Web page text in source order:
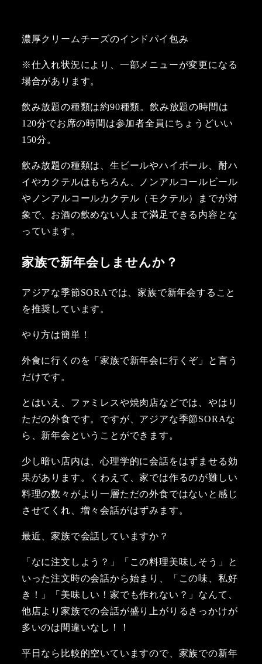
濃厚クリームチーズのインドパイ包み
※仕入れ状況により、一部メニューが変更になる
場合があります。
飲み放題の種類は約90種類。飲み放題の時間は
120分でお席の時間は参加者全員にちょうどいい
150分。
飲み放題の種類は、生ビールやハイボール、酎ハ
イやカクテルはもちろん、ノンアルコールビール
やノンアルコールカクテル（モクテル）までが対
象で、お酒の飲めない人まで満足できる内容とな
っています。
家族で新年会しませんか？
アジアな季節SORAでは、家族で新年会すること
を推奨しています。
やり方は簡単！
外食に行くのを「家族で新年会に行くぞ」と言う
だけです。
とはいえ、ファミレスや焼肉店などでは、やはり
ただの外食です。ですが、アジアな季節SORAな
ら、新年会ということができます。
少し暗い店内は、心理学的に会話をはずませる効
果があります。くわえて、家では作るのが難しい
料理の数々がより一層ただの外食ではないと感じ
させてくれ、増々会話がはずみます。
最近、家族で会話していますか？
「なに注文しよう？」「この料理美味しそう」と
いった注文時の会話から始まり、「この味、私好
き！」「美味しい！家でも作れない？」なんて、
他店より家族での会話が盛り上がりるきっかけが
多いのは間違いなし！！
平日なら比較的空いていますので、家族での新年